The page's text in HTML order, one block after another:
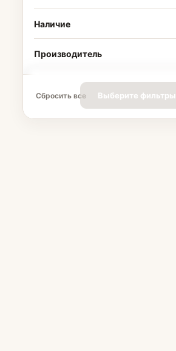
Наличие
Производитель
Сбросить все Выберите фильтры